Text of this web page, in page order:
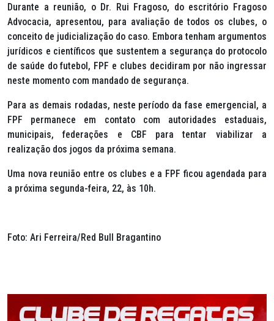
Durante a reunião, o Dr. Rui Fragoso, do escritório Fragoso
Advocacia, apresentou, para avaliação de todos os clubes, o
conceito de judicialização do caso. Embora tenham argumentos
jurídicos e científicos que sustentem a segurança do protocolo
de saúde do futebol, FPF e clubes decidiram por não ingressar
neste momento com mandado de segurança.
Para as demais rodadas, neste período da fase emergencial, a
FPF permanece em contato com autoridades estaduais,
municipais, federações e CBF para tentar viabilizar a
realização dos jogos da próxima semana.
Uma nova reunião entre os clubes e a FPF ficou agendada para
a próxima segunda-feira, 22, às 10h.
Foto: Ari Ferreira/Red Bull Bragantino